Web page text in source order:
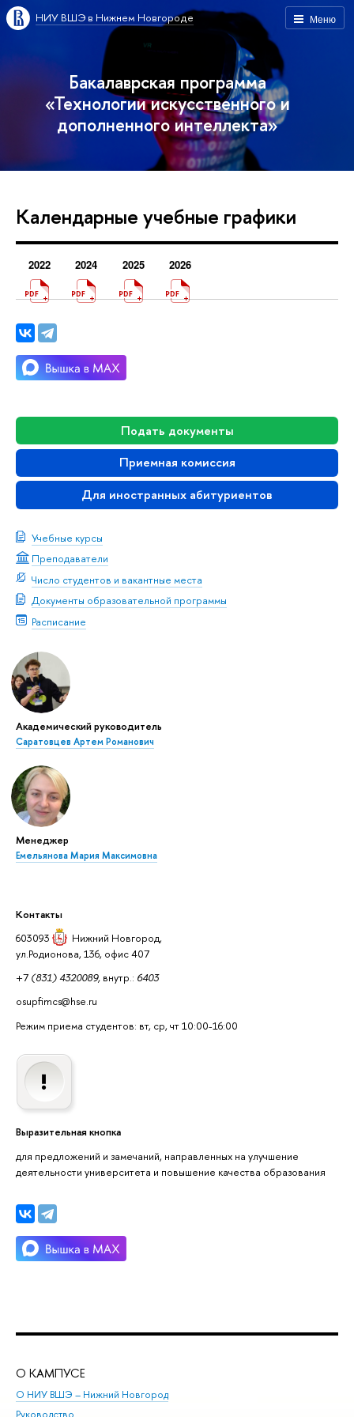
Меню
НИУ ВШЭ в Нижнем Новгороде
Бакалаврская программа
«Технологии искусственного и
дополненного интеллекта»
Подать документы
Приемная комиссия
Для иностранных абитуриентов
Учебные курсы
Преподаватели
Число студентов и вакантные места
Документы образовательной программы
Расписание
Академический руководитель
Саратовцев Артем Романович
Менеджер
Емельянова Мария Максимовна
Контакты
603093
Нижний Новгород,
ул.Родионова, 136, офис 407
+7 (831) 4320089, внутр.: 6403
osupfimcs@hse.ru
Режим приема студентов: вт, ср, чт 10:00-16:00
Выразительная кнопка
для предложений и замечаний, направленных на улучшение
деятельности университета и повышение качества образования
Календарные учебные графики
2022 2024 2025 2026
О КАМПУСЕ
О НИУ ВШЭ – Нижний Новгород